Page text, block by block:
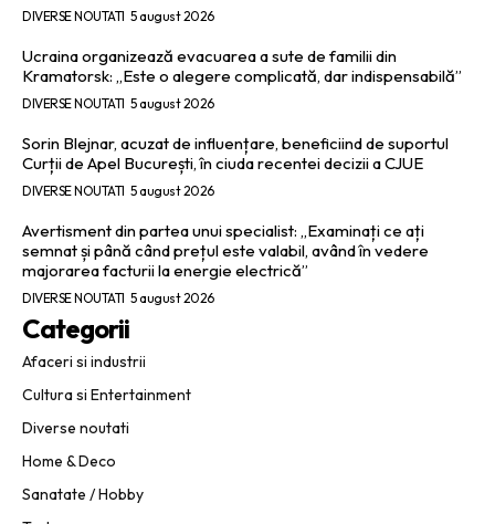
DIVERSE NOUTATI 5 august 2026
Ucraina organizează evacuarea a sute de familii din
Kramatorsk: „Este o alegere complicată, dar indispensabilă”
DIVERSE NOUTATI 5 august 2026
Sorin Blejnar, acuzat de influențare, beneficiind de suportul
Curții de Apel București, în ciuda recentei decizii a CJUE
DIVERSE NOUTATI 5 august 2026
Avertisment din partea unui specialist: „Examinați ce ați
semnat și până când prețul este valabil, având în vedere
majorarea facturii la energie electrică”
DIVERSE NOUTATI 5 august 2026
Categorii
Afaceri si industrii
Cultura si Entertainment
Diverse noutati
Home & Deco
Sanatate / Hobby